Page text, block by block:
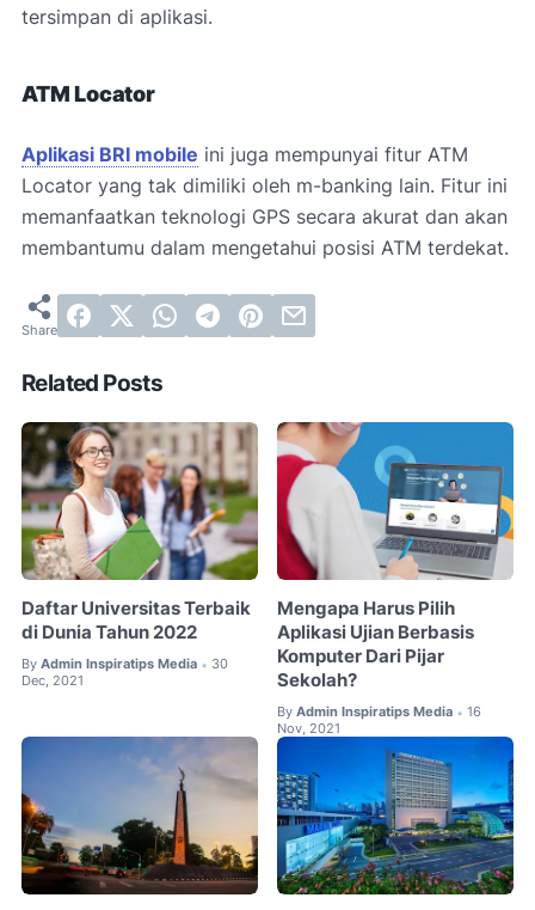
tersimpan di aplikasi.
ATM Locator
Aplikasi BRI mobile ini juga mempunyai fitur ATM
Locator yang tak dimiliki oleh m-banking lain. Fitur ini
memanfaatkan teknologi GPS secara akurat dan akan
membantumu dalam mengetahui posisi ATM terdekat.
Related Posts
Daftar Universitas Terbaik
di Dunia Tahun 2022
By Admin Inspiratips Media • 30
Dec, 2021
Mengapa Harus Pilih
Aplikasi Ujian Berbasis
Komputer Dari Pijar
Sekolah?
By Admin Inspiratips Media • 16
Nov, 2021